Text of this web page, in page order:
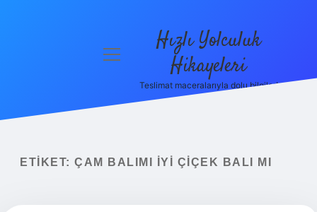
menüyü
Hızlı Yolculuk
Hikayeleri
Teslimat maceralarıyla dolu bilgiler!
ETIKET: ÇAM BALIMI IYI ÇIÇEK BALI MI